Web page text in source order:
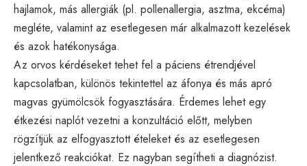
hajlamok, más allergiák (pl. pollenallergia, asztma, ekcéma)
megléte, valamint az esetlegesen már alkalmazott kezelések
és azok hatékonysága.
Az orvos kérdéseket tehet fel a páciens étrendjével
kapcsolatban, különös tekintettel az áfonya és más apró
magvas gyümölcsök fogyasztására. Érdemes lehet egy
étkezési naplót vezetni a konzultáció előtt, melyben
rögzítjük az elfogyasztott ételeket és az esetlegesen
jelentkező reakciókat. Ez nagyban segítheti a diagnózist.